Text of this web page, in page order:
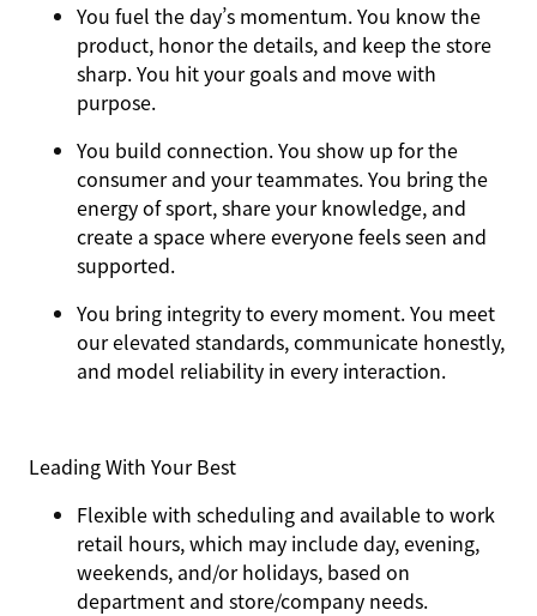
You fuel the day’s momentum. You know the
product, honor the details, and keep the store
sharp. You hit your goals and move with
purpose.
You build connection. You show up for the
consumer and your teammates. You bring the
energy of sport, share your knowledge, and
create a space where everyone feels seen and
supported.
You bring integrityto every moment. You meet
our elevated standards, communicate honestly,
and model reliability in every interaction.
Leading With Your Best
Flexible with scheduling and available to work
retail hours, which may include day, evening,
weekends, and/or holidays, based on
department and store/company needs.